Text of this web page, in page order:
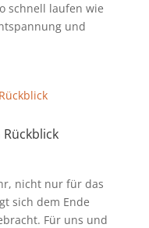
schnell laufen wie
und
nicht nur für das
sich dem Ende
Für uns und